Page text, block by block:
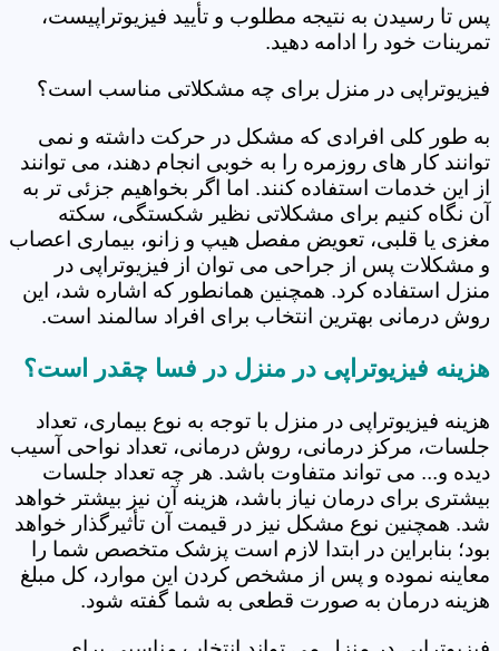
پس تا رسیدن به نتیجه مطلوب و تأیید فیزیوتراپیست،
تمرینات خود را ادامه دهید.
فیزیوتراپی در منزل برای چه مشکلاتی مناسب است؟
به طور کلی افرادی که مشکل در حرکت داشته و نمی
توانند کار های روزمره را به خوبی انجام دهند، می توانند
از این خدمات استفاده کنند. اما اگر بخواهیم جزئی تر به
آن نگاه کنیم برای مشکلاتی نظیر شکستگی، سکته
مغزی یا قلبی، تعویض مفصل هیپ و زانو، بیماری اعصاب
و مشکلات پس از جراحی می توان از فیزیوتراپی در
منزل استفاده کرد. همچنین همانطور که اشاره شد، این
روش درمانی بهترین انتخاب برای افراد سالمند است.
هزینه فیزیوتراپی در منزل در فسا چقدر است؟
هزینه فیزیوتراپی در منزل با توجه به نوع بیماری، تعداد
جلسات، مرکز درمانی، روش درمانی، تعداد نواحی آسیب
دیده و... می تواند متفاوت باشد. هر چه تعداد جلسات
بیشتری برای درمان نیاز باشد، هزینه آن نیز بیشتر خواهد
شد. همچنین نوع مشکل نیز در قیمت آن تأثیرگذار خواهد
بود؛ بنابراین در ابتدا لازم است پزشک متخصص شما را
معاینه نموده و پس از مشخص کردن این موارد، کل مبلغ
هزینه درمان به صورت قطعی به شما گفته شود.